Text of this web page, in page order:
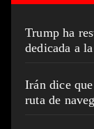
Trump ha
dedicada a
Irán dice
ruta de